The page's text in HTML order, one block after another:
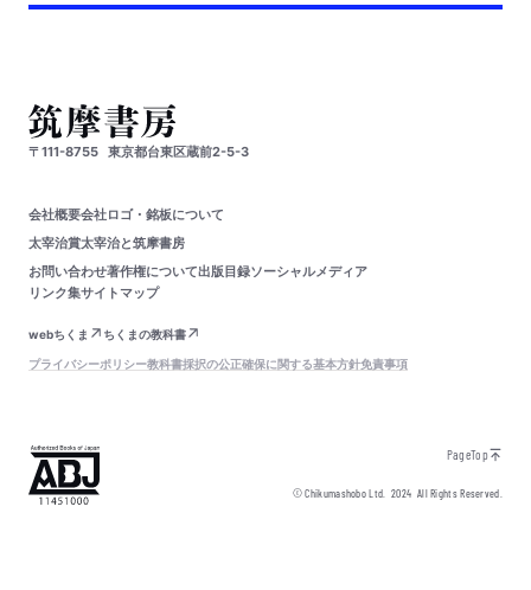
〒111-8755 東京都台東区蔵前2-5-3
会社概要会社ロゴ・銘板について
太宰治賞太宰治と筑摩書房
お問い合わせ著作権について出版目録ソーシャルメディア
リンク集サイトマップ
webちくま
ちくまの教科書
プライバシーポリシー教科書採択の公正確保に関する基本方針免責事項
PageTop
© Chikumashobo Ltd.2024 All Rights Reserved.